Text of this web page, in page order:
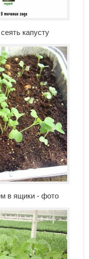
капусту
в ящики - фото